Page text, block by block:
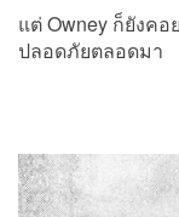
แต่ Owney ก็ยังค
ปลอดภัยตลอดมา